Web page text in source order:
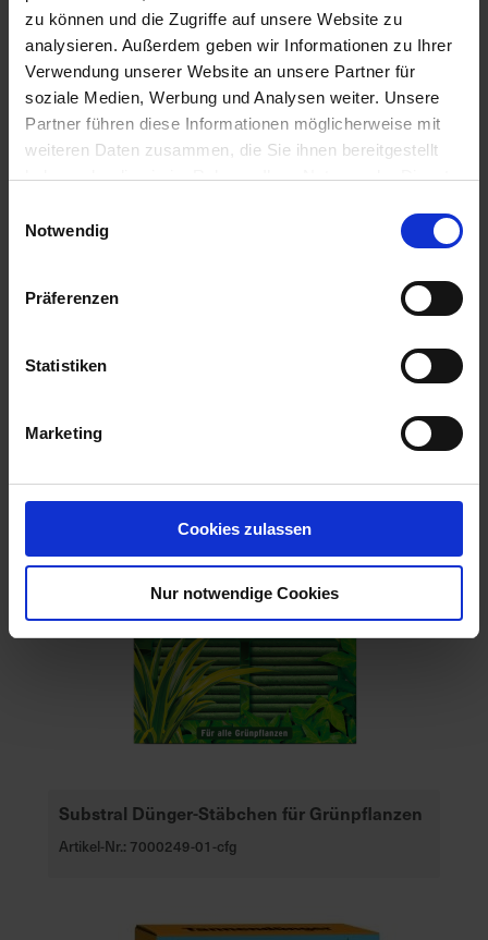
zu können und die Zugriffe auf unsere Website zu
analysieren. Außerdem geben wir Informationen zu Ihrer
Verwendung unserer Website an unsere Partner für
soziale Medien, Werbung und Analysen weiter. Unsere
Partner führen diese Informationen möglicherweise mit
weiteren Daten zusammen, die Sie ihnen bereitgestellt
haben oder die sie im Rahmen Ihrer Nutzung der Dienste
Notwendig
Präferenzen
Statistiken
Marketing
Cookies zulassen
Nur notwendige Cookies
Substral Dünger-Stäbchen für Grünpflanzen
Artikel-Nr.: 7000249-01-cfg